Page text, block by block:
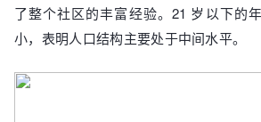
了整个社区的丰富经验。21 岁以下的
小，表明人口结构主要处于中间水平。